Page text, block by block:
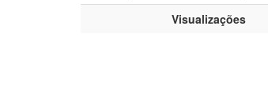
Visualizações